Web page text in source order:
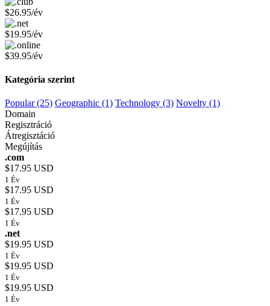
$26.95/év
$19.95/év
$39.95/év
Kategória szerint
Popular (25) Geographic (1) Technology (3) Novelty (1)
Domain
Regisztráció
Átregisztáció
Megújítás
.com
$17.95 USD
1 Év
$17.95 USD
1 Év
$17.95 USD
1 Év
.net
$19.95 USD
1 Év
$19.95 USD
1 Év
$19.95 USD
1 Év